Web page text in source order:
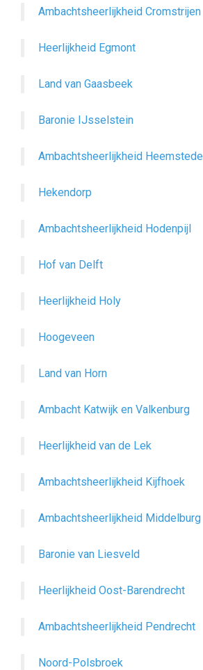
Ambachtsheerlijkheid Cromstrijen
Heerlijkheid Egmont
Land van Gaasbeek
Baronie IJsselstein
Ambachtsheerlijkheid Heemstede
Hekendorp
Ambachtsheerlijkheid Hodenpijl
Hof van Delft
Heerlijkheid Holy
Hoogeveen
Land van Horn
Ambacht Katwijk en Valkenburg
Heerlijkheid van de Lek
Ambachtsheerlijkheid Kijfhoek
Ambachtsheerlijkheid Middelburg
Baronie van Liesveld
Heerlijkheid Oost-Barendrecht
Ambachtsheerlijkheid Pendrecht
Noord-Polsbroek